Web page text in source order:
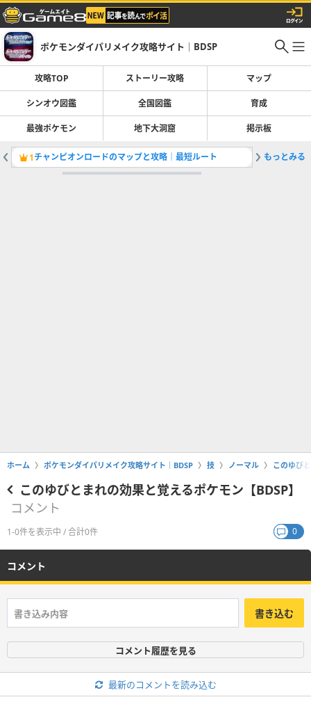
ポケモンダイパリメイク攻略サイト｜BDSP
攻略TOP ストーリー攻略 マップ
シンオウ図鑑 全国図鑑 育成
最強ポケモン 地下大洞窟 掲示板
1チャンピオンロードのマップと攻略｜最短ルート 2イーブ
もっとみる
ホーム ポケモンダイパリメイク攻略サイト｜BDSP 技 ノーマル このゆび
このゆびとまれの効果と覚えるポケモン【BDSP】
コメント
1-0件を表示中 / 合計0件 0
コメント
書き込む
コメント履歴を見る
最新のコメントを読み込む